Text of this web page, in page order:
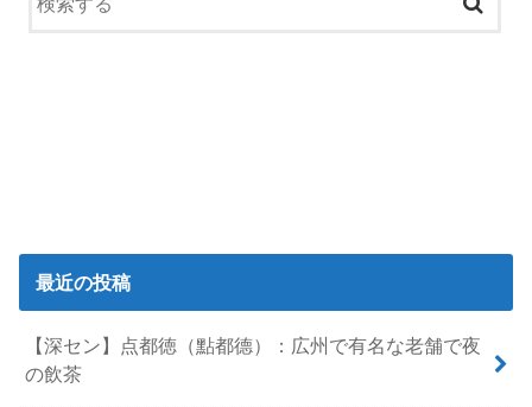
最近の投稿
【深セン】点都徳（點都德）：広州で有名な老舗で夜
の飲茶